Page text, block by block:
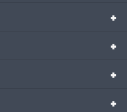
+
+
+
+